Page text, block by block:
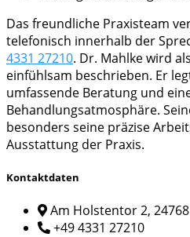
Das freundliche Praxisteam
telefonisch innerhalb der
4331 27210. Dr. Mahlke wird
einfühlsam beschrieben. Er
umfassende Beratung und
Behandlungsatmosphäre.
besonders seine präzise
Ausstattung der Praxis.
Kontaktdaten
Am Holstentor 2,
+49 4331 27210